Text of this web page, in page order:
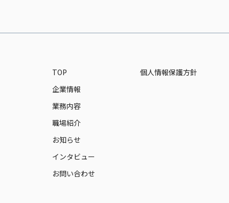
TOP
企業情報
業務内容
職場紹介
お知らせ
インタビュー
お問い合わせ
個人情報保護方針